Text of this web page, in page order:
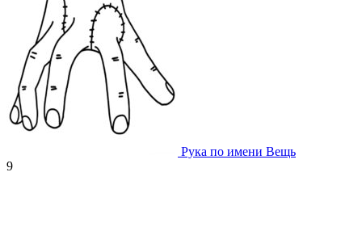
Рука по имени Вещь
9